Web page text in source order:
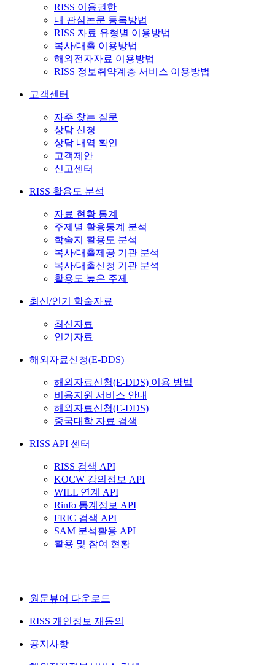
RISS 이용권한
내 관심논문 등록방법
RISS 자료 유형별 이용방법
복사/대출 이용방법
해외전자자료 이용방법
RISS 정보취약계층 서비스 이용방법
고객센터
자주 찾는 질문
상담 신청
상담 내역 확인
고객제안
신고센터
RISS 활용도 분석
자료 현황 통계
주제별 활용통계 분석
학술지 활용도 분석
복사/대출제공 기관 분석
복사/대출신청 기관 분석
활용도 높은 주제
최신/인기 학술자료
최신자료
인기자료
해외자료신청(E-DDS)
해외자료신청(E-DDS) 이용 방법
비용지원 서비스 안내
해외자료신청(E-DDS)
중국대학 자료 검색
RISS API 센터
RISS 검색 API
KOCW 강의정보 API
WILL 연계 API
Rinfo 통계정보 API
FRIC 검색 API
SAM 분석활용 API
활용 및 참여 현황
원문뷰어 다운로드
RISS 개인정보 재동의
공지사항